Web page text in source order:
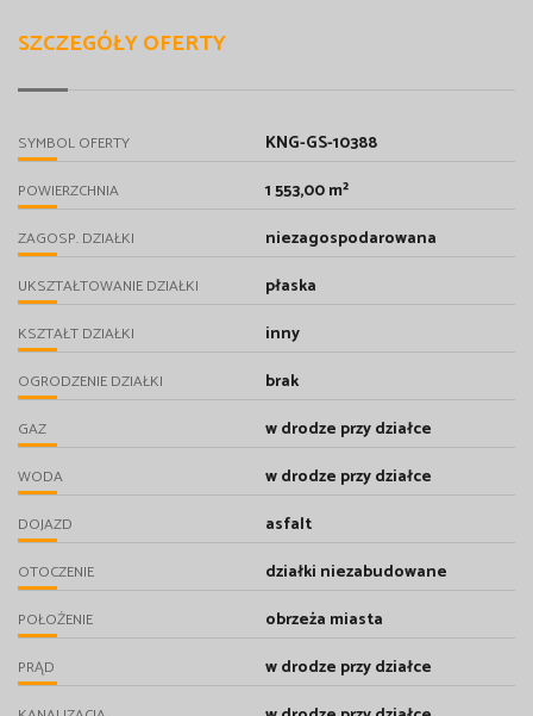
SZCZEGÓŁY OFERTY
SYMBOL OFERTY KNG-GS-10388
POWIERZCHNIA 1 553,00 m²
ZAGOSP. DZIAŁKI niezagospodarowana
UKSZTAŁTOWANIE DZIAŁKI płaska
KSZTAŁT DZIAŁKI inny
OGRODZENIE DZIAŁKI brak
GAZ w drodze przy działce
WODA w drodze przy działce
DOJAZD asfalt
OTOCZENIE działki niezabudowane
POŁOŻENIE obrzeża miasta
PRĄD w drodze przy działce